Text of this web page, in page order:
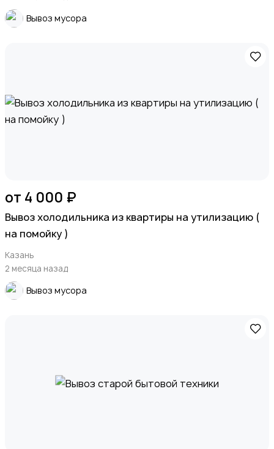
Вывоз мусора
от 4 000 ₽
Вывоз холодильника из квартиры на утилизацию (
на помойку )
Казань
2 месяца назад
Вывоз мусора